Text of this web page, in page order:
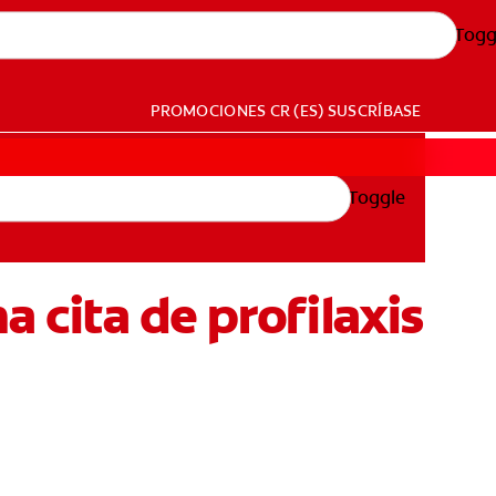
PROMOCIONES CR (ES) SUSCRÍBASE
Toggle
cita de profilaxis